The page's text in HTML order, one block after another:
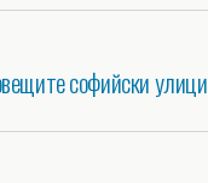
софийски улици